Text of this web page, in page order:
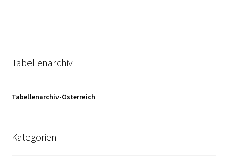
Tabellenarchiv
Tabellenarchiv-Österreich
Kategorien